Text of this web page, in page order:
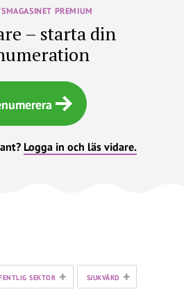
PREMIUM
– starta din
Logga in och läs vidare.
SEKTOR + SJUKVÅRD +